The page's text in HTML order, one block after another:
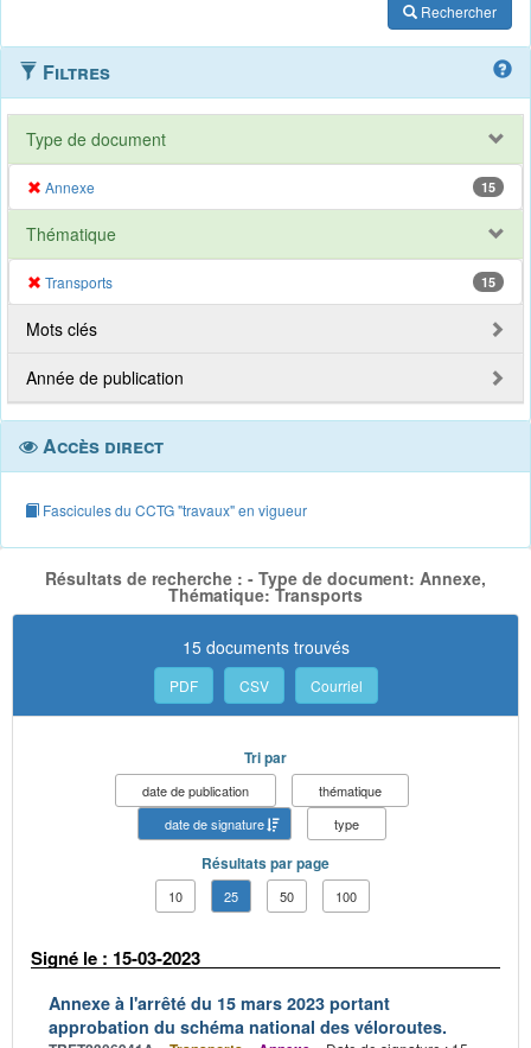
Rechercher
Filtres
Type de document
Annexe 15
Thématique
Transports 15
Mots clés
Année de publication
Accès direct
Fascicules du CCTG "travaux" en vigueur
Résultats de recherche : - Type de document: Annexe,
Thématique: Transports
15 documents trouvés
PDF CSV Courriel
Tri par
date de publication
thématique
date de signature
type
Résultats par page
10 25 50 100
Signé le : 15-03-2023
Annexe à l'arrêté du 15 mars 2023 portant
approbation du schéma national des véloroutes.